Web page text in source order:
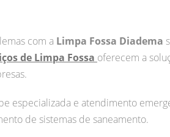
com a Limpa Fossa Diadema
de Limpa Fossa oferecem a
especializada e atendimento
de sistemas de saneamento.